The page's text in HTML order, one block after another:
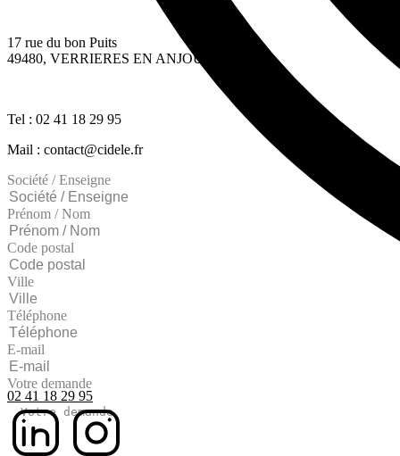
17 rue du bon Puits
49480, VERRIERES EN ANJOU
Tel : 02 41 18 29 95
Mail : contact@cidele.fr
Société / Enseigne
Prénom / Nom
Code postal
Ville
Téléphone
E-mail
Votre demande
02 41 18 29 95